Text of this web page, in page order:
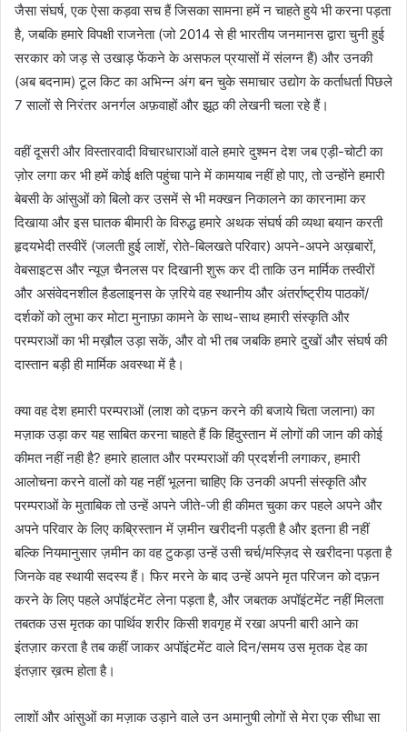
जैसा संघर्ष, एक ऐसा कड़वा सच हैं जिसका सामना हमें न चाहते हुये भी करना पड़ता
है, जबकि हमारे विपक्षी राजनेता (जो 2014 से ही भारतीय जनमानस द्वारा चुनी हुई
सरकार को जड़ से उखाड़ फेंकने के असफल प्रयासों में संलग्न हैं) और उनकी
(अब बदनाम) टूल किट का अभिन्न अंग बन चुके समाचार उद्योग के कर्ताधर्ता पिछले
7 सालों से निरंतर अनर्गल अफ़वाहों और झूठ की लेखनी चला रहे हैं।
वहीं दूसरी और विस्तारवादी विचारधाराओं वाले हमारे दुश्मन देश जब एड़ी-चोटी का
ज़ोर लगा कर भी हमें कोई क्षति पहुंचा पाने में कामयाब नहीं हो पाए, तो उन्होंने हमारी
बेबसी के आंसुओं को बिलो कर उसमें से भी मक्खन निकालने का कारनामा कर
दिखाया और इस घातक बीमारी के विरुद्ध हमारे अथक संघर्ष की व्यथा बयान करती
हृदयभेदी तस्वीरें (जलती हुई लाशें, रोते-बिलखते परिवार) अपने-अपने अख़बारों,
वेबसाइटस और न्यूज़ चैनलस पर दिखानी शुरू कर दी ताकि उन मार्मिक तस्वीरों
और असंवेदनशील हैडलाइनस के ज़रिये वह स्थानीय और अंतर्राष्ट्रीय पाठकों/
दर्शकों को लुभा कर मोटा मुनाफ़ा कामने के साथ-साथ हमारी संस्कृति और
परम्पराओं का भी मख़ौल उड़ा सकें, और वो भी तब जबकि हमारे दुखों और संघर्ष की
दास्तान बड़ी ही मार्मिक अवस्था में है।
क्या वह देश हमारी परम्पराओं (लाश को दफ़न करने की बजाये चिता जलाना) का
मज़ाक उड़ा कर यह साबित करना चाहते हैं कि हिंदुस्तान में लोगों की जान की कोई
कीमत नहीं नही है? हमारे हालात और परम्पराओं की प्रदर्शनी लगाकर, हमारी
आलोचना करने वालों को यह नहीं भूलना चाहिए कि उनकी अपनी संस्कृति और
परम्पराओं के मुताबिक तो उन्हें अपने जीते-जी ही कीमत चुका कर पहले अपने और
अपने परिवार के लिए कब्रिस्तान में ज़मीन खरीदनी पड़ती है और इतना ही नहीं
बल्कि नियमानुसार ज़मीन का वह टुकड़ा उन्हें उसी चर्च/मस्ज़िद से खरीदना पड़ता है
जिनके वह स्थायी सदस्य हैं। फिर मरने के बाद उन्हें अपने मृत परिजन को दफ़न
करने के लिए पहले अपॉइंटमेंट लेना पड़ता है, और जबतक अपॉइंटमेंट नहीं मिलता
तबतक उस मृतक का पार्थिव शरीर किसी शवगृह में रखा अपनी बारी आने का
इंतज़ार करता है तब कहीं जाकर अपॉइंटमेंट वाले दिन/समय उस मृतक देह का
इंतज़ार ख़त्म होता है।
लाशों और आंसुओं का मज़ाक उड़ाने वाले उन अमानुषी लोगों से मेरा एक सीधा सा